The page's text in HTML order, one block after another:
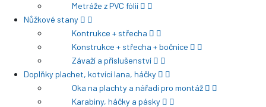
Metráže z PVC fólií
Nůžkové stany
Kontrukce + střecha
Konstrukce + střecha + bočnice
Závaží a příslušenství
Doplňky plachet, kotvící lana, háčky
Oka na plachty a nářadí pro montáž
Karabiny, háčky a pásky